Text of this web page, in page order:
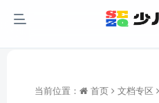
当前位置： 首页 文档专区